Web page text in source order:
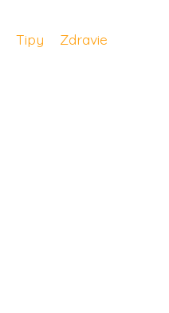
Tipy Zdravie